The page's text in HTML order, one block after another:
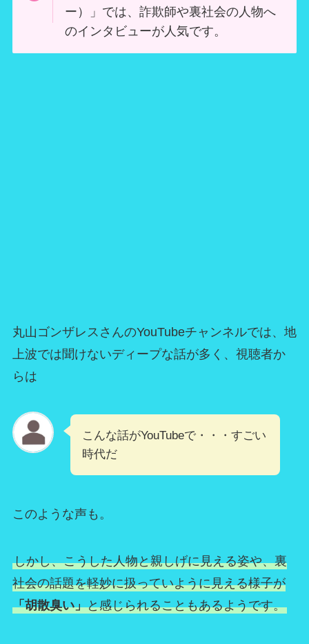
ー）」では、詐欺師や裏社会の人物へ
のインタビューが人気です。
丸山ゴンザレスさんのYouTubeチャンネルでは、地
上波では聞けないディープな話が多く、視聴者か
らは
こんな話がYouTubeで・・・すごい
時代だ
このような声も。
しかし、こうした人物と親しげに見える姿や、裏
社会の話題を軽妙に扱っていように見える様子が
「胡散臭い」と感じられることもあるようです。